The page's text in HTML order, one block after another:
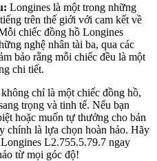
Longines là một trong những
trên thế giới với cam kết về
chiếc đồng hồ Longines
nghệ nhân tài ba, qua các
bảo rằng mỗi chiếc đều là một
chi tiết.
chỉ là một chiếc đồng hồ,
trọng và tinh tế. Nếu bạn
hoặc muốn tự thưởng cho bản
chính là lựa chọn hoàn hảo. Hãy
L2.755.5.79.7 ngay
từ mọi góc độ!